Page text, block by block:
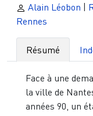
Alain Léobon |
Rennes
Résumé
Face à une
la ville de
années 90, un